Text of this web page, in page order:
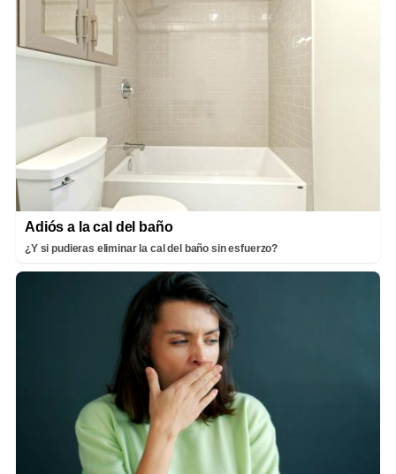
Adiós a la cal del baño
¿Y si pudieras eliminar la cal del baño sin esfuerzo?